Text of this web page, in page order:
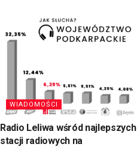
WIADOMOŚCI
Radio Leliwa wśród najlepszych
stacji radiowych na